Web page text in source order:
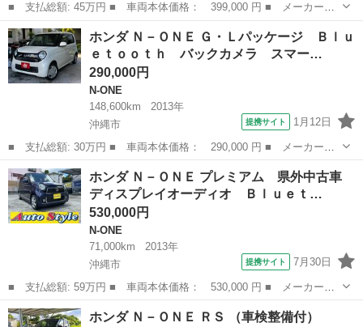
■ 支払総額: 45万円 ■ 車両本体価格： 399,000 円 ■ メーカー
名： ホンダ ■ 車種名： Ｎ－ＯＮＥ ■ グレード名： ツアラ
ー 内地仕入れ ターボ車 オートリトラミラー＆ＨＩＤヘッドライ
ト ＥＴＣ プッシ...
沖縄 那覇市 N-ONE
ホンダ Ｎ－ＯＮＥ Ｇ・Ｌパッケージ Ｂｌｕ
ｅｔｏｏｔｈ バックカメラ スマー…
290,000円
N-ONE
148,600km
2013年
沖縄市
提携サイト 1月12日
■ 支払総額: 30万円 ■ 車両本体価格： 290,000 円 ■ メーカー
名： ホンダ ■ 車種名： Ｎ－ＯＮＥ ■ グレード名： Ｇ・Ｌパ
ッケージ Ｂｌｕｅｔｏｏｔｈ バックカメラ スマートキー プッ
シュスタート ベ...
沖縄 沖縄市 N-ONE
ホンダ Ｎ－ＯＮＥ プレミアム 県外中古車
ディスプレイオーディオ Ｂｌｕｅｔ…
530,000円
N-ONE
71,000km
2013年
沖縄市
提携サイト 7月30日
■ 支払総額: 59万円 ■ 車両本体価格： 530,000 円 ■ メーカー
名： ホンダ ■ 車種名： Ｎ－ＯＮＥ ■ グレード名： プレミア
ム 県外中古車 ディスプレイオーディオ Ｂｌｕｅｔｏｏｔｈ バ
沖縄 沖縄市 N-ONE
ホンダ Ｎ－ＯＮＥ ＲＳ （車検整備付）